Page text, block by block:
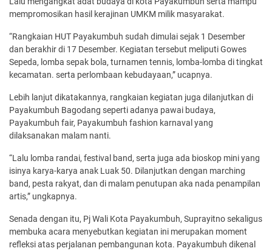
mempromosikan hasil kerajinan UMKM milik masyarakat.
“Rangkaian HUT Payakumbuh sudah dimulai sejak 1 Desember
dan berakhir di 17 Desember. Kegiatan tersebut meliputi Gowes
Sepeda, lomba sepak bola, turnamen tennis, lomba-lomba di tingkat
kecamatan. serta perlombaan kebudayaan,” ucapnya.
Lebih lanjut dikatakannya, rangkaian kegiatan juga dilanjutkan di
Payakumbuh Bagodang seperti adanya pawai budaya,
Payakumbuh fair, Payakumbuh fashion karnaval yang
dilaksanakan malam nanti.
“Lalu lomba randai, festival band, serta juga ada bioskop mini yang
isinya karya-karya anak Luak 50. Dilanjutkan dengan marching
band, pesta rakyat, dan di malam penutupan aka nada penampilan
artis,” ungkapnya.
Senada dengan itu, Pj Wali Kota Payakumbuh, Suprayitno sekaligus
membuka acara menyebutkan kegiatan ini merupakan moment
refleksi atas perjalanan pembangunan kota. Payakumbuh dikenal